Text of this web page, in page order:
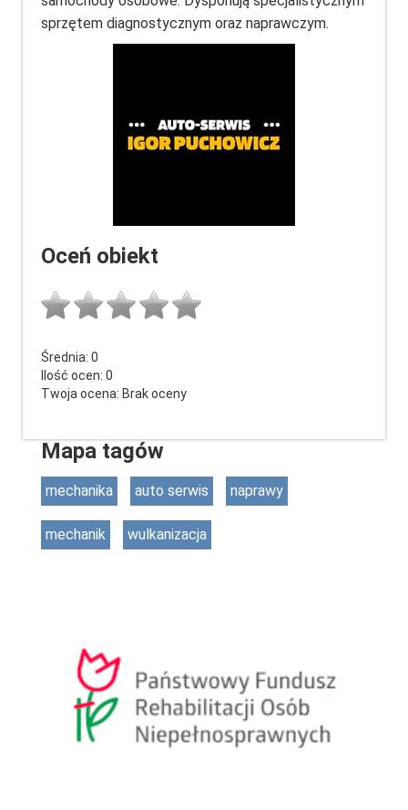
sprzętem diagnostycznym oraz naprawczym.
Oceń obiekt
Średnia: 0
Ilość ocen: 0
Twoja ocena: Brak oceny
Mapa tagów
mechanika auto serwis naprawy
mechanik wulkanizacja